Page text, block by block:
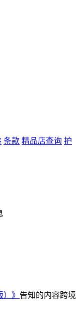
条款 精品店查询 护
》 告知的内容跨境